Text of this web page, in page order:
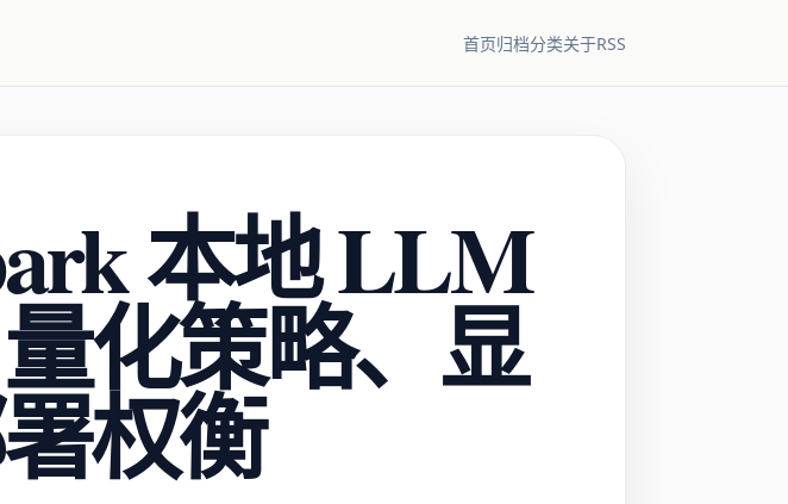
首页归档分类关于RSS
本地 LLM
化策略、显
权衡